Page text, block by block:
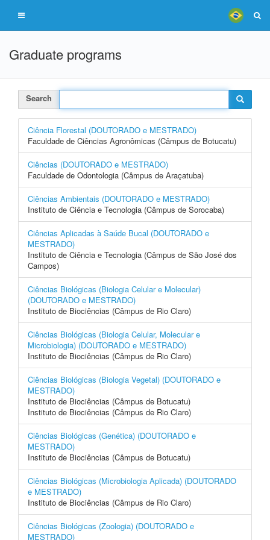
Graduate programs
Search
Ciência Florestal (DOUTORADO e MESTRADO)
Faculdade de Ciências Agronômicas (Câmpus de Botucatu)
Ciências (DOUTORADO e MESTRADO)
Faculdade de Odontologia (Câmpus de Araçatuba)
Ciências Ambientais (DOUTORADO e MESTRADO)
Instituto de Ciência e Tecnologia (Câmpus de Sorocaba)
Ciências Aplicadas à Saúde Bucal (DOUTORADO e
MESTRADO)
Instituto de Ciência e Tecnologia (Câmpus de São José dos
Campos)
Ciências Biológicas (Biologia Celular e Molecular)
(DOUTORADO e MESTRADO)
Instituto de Biociências (Câmpus de Rio Claro)
Ciências Biológicas (Biologia Celular, Molecular e
Microbiologia) (DOUTORADO e MESTRADO)
Instituto de Biociências (Câmpus de Rio Claro)
Ciências Biológicas (Biologia Vegetal) (DOUTORADO e
MESTRADO)
Instituto de Biociências (Câmpus de Botucatu)
Instituto de Biociências (Câmpus de Rio Claro)
Ciências Biológicas (Genética) (DOUTORADO e
MESTRADO)
Instituto de Biociências (Câmpus de Botucatu)
Ciências Biológicas (Microbiologia Aplicada) (DOUTORADO
e MESTRADO)
Instituto de Biociências (Câmpus de Rio Claro)
Ciências Biológicas (Zoologia) (DOUTORADO e
MESTRADO)